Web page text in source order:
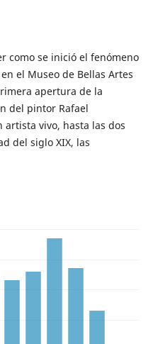
como se inició el fenómeno
el Museo de Bellas Artes
apertura de la
del pintor Rafael
vivo, hasta las dos
del siglo XIX, las